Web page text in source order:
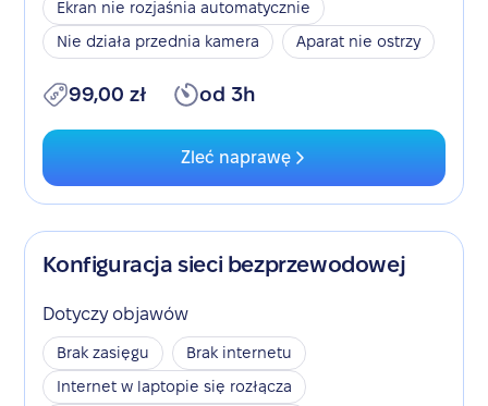
Ekran nie rozjaśnia automatycznie
Nie działa przednia kamera
Aparat nie ostrzy
99,00 zł od 3h
Zleć naprawę
Konfiguracja sieci bezprzewodowej
Dotyczy objawów
Brak zasięgu
Brak internetu
Internet w laptopie się rozłącza